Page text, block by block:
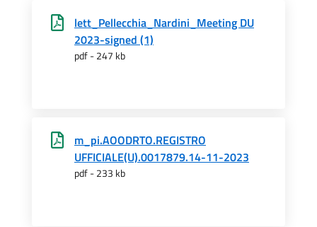
lett_Pellecchia_Nardini_Meeting DU
2023-signed (1)
pdf - 247 kb
m_pi.AOODRTO.REGISTRO
UFFICIALE(U).0017879.14-11-2023
pdf - 233 kb